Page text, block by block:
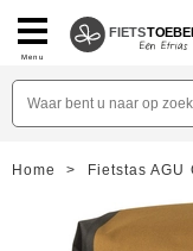
Menu
FIETS
Home > Fietstas